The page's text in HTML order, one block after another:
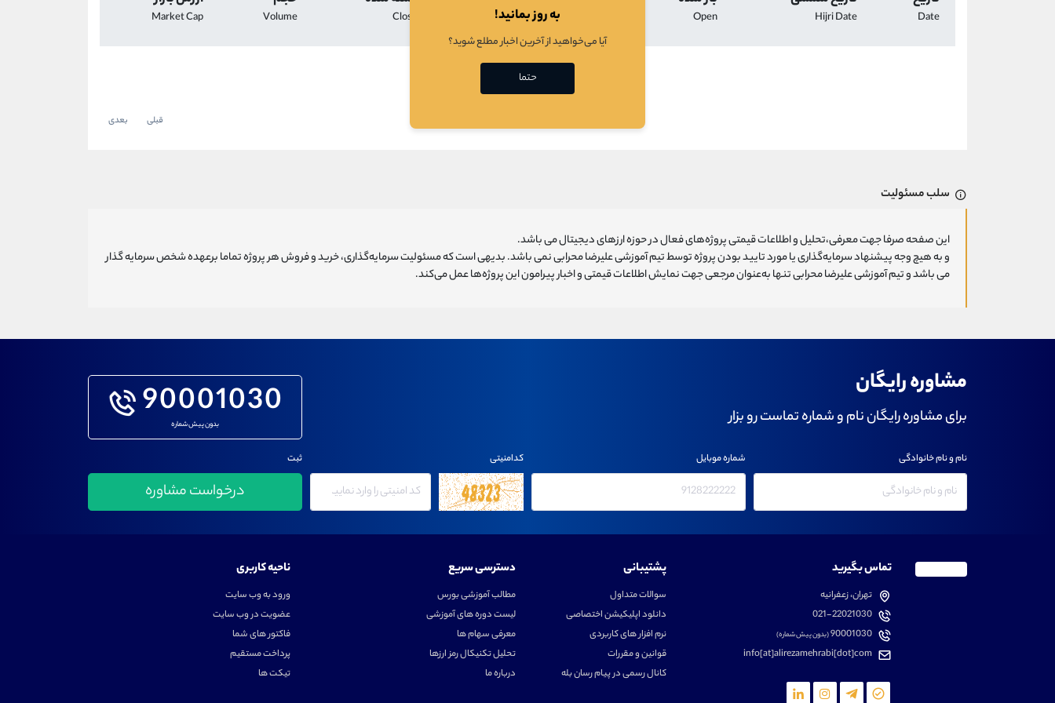
Date
Hijri Date
Open
Low
Close
Volume
Market Cap
در حال بارگذازی
قبلی بعدی
سلب مسئولیت
این صفحه صرفا جهت معرفی،تحلیل و اطلاعات قیمتی پروژه‌های فعال در حوزه ارزهای دیجیتال می باشد.
و به هیچ وجه پیشنهاد سرمایه‌گذاری یا مورد تایید بودن پروژه توسط تیم آموزشی علیرضا محرابی نمی باشد. بدیهی است که مسئولیت سرمایه‌گذاری، خرید و فروش هر پروژه تماما برعهده شخص سرمایه گذار
می باشد و تیم آموزشی علیرضا محرابی تنها به‌عنوان مرجعی جهت نمایش اطلاعات قیمتی و اخبار پیرامون این پروژه‌‌ها عمل می‌کند.
مشاوره رایگان
برای مشاوره رایگان نام و شماره تماست رو بزار 90001030
بدون پیش شماره
نام و نام خانوادگی شماره موبایل کدامنیتی ثبت
تماس بگیرید
تهران، زعفرانیه
021-22021030
90001030(بدون پیش شماره)
info[at]alirezamehrabi[dot]com
پشتیبانی
سوالات متداول
دانلود اپلیکیشن اختصاصی
نرم افزار های کاربردی
قوانین و مقررات
کانال رسمی در پیام رسان بله
دسترسی سریع
مطالب آموزشی بورس
لیست دوره های آموزشی
معرفی سهام ها
تحلیل تکنیکال رمز ارزها
درباره ما
ناحیه کاربری
ورود به وب سایت
عضویت در وب سایت
فاکتور های شما
پرداخت مستقیم
تیکت ها
به روز بمانید!
آیا می‌خواهید از آخرین اخبار مطلع شوید؟
حتما